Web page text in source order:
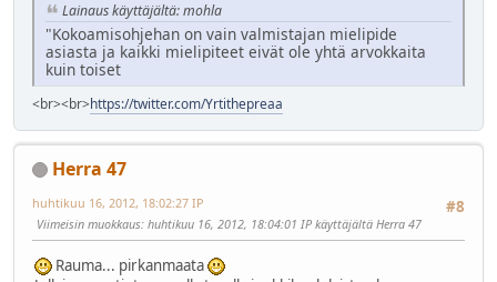
Lainaus käyttäjältä: mohla
"Kokoamisohjehan on vain valmistajan mielipide
asiasta ja kaikki mielipiteet eivät ole yhtä arvokkaita
kuin toiset
<br><br>https://twitter.com/Yrtithepreaa
Herra 47
#8
huhtikuu 16, 2012, 18:02:27 IP
Viimeisin muokkaus: huhtikuu 16, 2012, 18:04:01 IP käyttäjältä Herra 47
Rauma... pirkanmaata